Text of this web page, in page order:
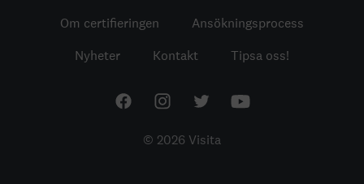
Om certifieringen
Ansökningsprocess
Nyheter
Kontakt Tipsa oss!
© 2026 Visita